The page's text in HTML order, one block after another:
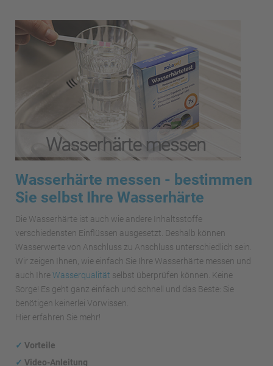
Wasserhärte messen - bestimmen
Sie selbst Ihre Wasserhärte
Die Wasserhärte ist auch wie andere Inhaltsstoffe
verschiedensten Einflüssen ausgesetzt. Deshalb können
Wasserwerte von Anschluss zu Anschluss unterschiedlich sein.
Wir zeigen Ihnen, wie einfach Sie Ihre Wasserhärte messen und
auch IhreWasserqualität selbst überprüfen können. Keine
Sorge! Es geht ganz einfach und schnell und das Beste: Sie
benötigen keinerlei Vorwissen.
Hier erfahren Sie mehr!
✓ Vorteile
✓ Video-Anleitung